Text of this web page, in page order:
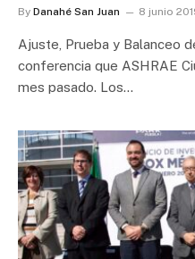
By Danahé San Juan 8 junio
Ajuste, Prueba y Balanceo
conferencia que ASHRAE
mes pasado. Los…